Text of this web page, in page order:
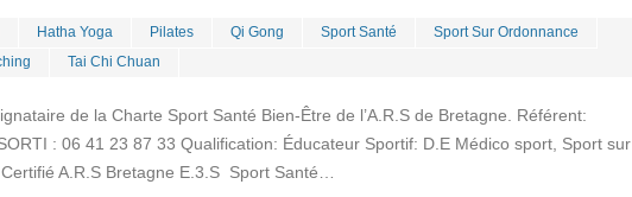
Hatha Yoga Pilates Qi Gong Sport Santé
Sport Sur Ordonnance
Tai Chi Chuan
de la Charte Sport Santé Bien-Être de l’A.R.S de Bretagne. Référent:
: 06 41 23 87 33 Qualification: Éducateur Sportif: D.E Médico sport, Sport sur
A.R.S Bretagne E.3.S Sport Santé…